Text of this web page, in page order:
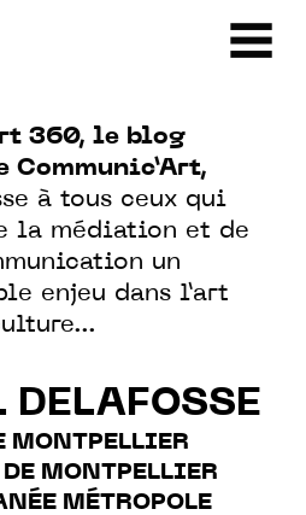
360, le blog
Communic’Art,
à tous ceux qui
la médiation et de
un
enjeu dans l’art
DELAFOSSE
MONTPELLIER
MONTPELLIER
MÉTROPOLE